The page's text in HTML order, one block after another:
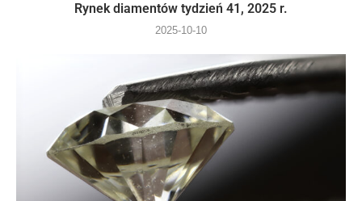
Rynek diamentów tydzień 41, 2025 r.
2025-10-10